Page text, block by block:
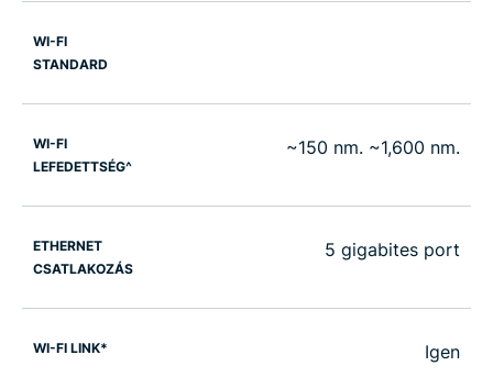
WI-FI
STANDARD
WI-FI
LEFEDETTSÉG^
~150 nm. ~1,600 nm.
ETHERNET
CSATLAKOZÁS
5 gigabites port
WI-FI LINK* Igen